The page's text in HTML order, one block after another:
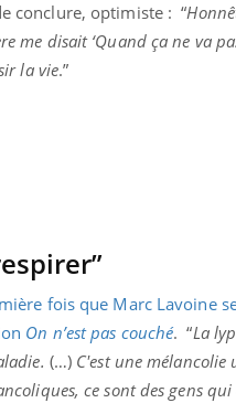
conclure, optimiste : “
me disait ‘Quand ça ne va
la vie.”
fois que Marc Lavoine
On n’est pas couché. “La
(…) C'est une mélancolie
ce sont des gens